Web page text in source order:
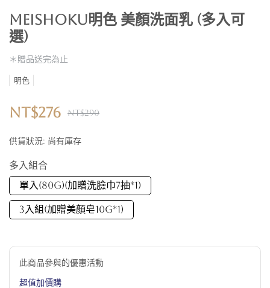
Meishoku明色 美顏洗面乳 (多入可
選)
＊贈品送完為止
明色
NT$276 NT$290
供貨狀況: 尚有庫存
多入組合
單入(80G)(加贈洗臉巾7抽*1)
3入組(加贈美顏皂10G*1)
此商品參與的優惠活動
超值加價購